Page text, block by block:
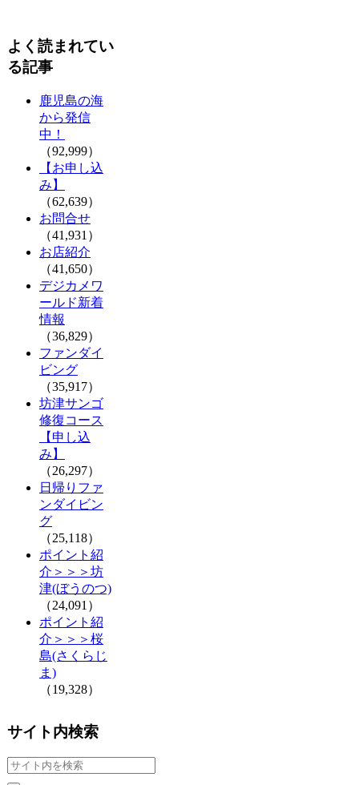
よく読まれてい
る記事
鹿児島の海
から発信
中！
（92,999）
【お申し込
み】
（62,639）
お問合せ
（41,931）
お店紹介
（41,650）
デジカメワ
ールド新着
情報
（36,829）
ファンダイ
ビング
（35,917）
坊津サンゴ
修復コース
【申し込
み】
（26,297）
日帰りファ
ンダイビン
グ
（25,118）
ポイント紹
介＞＞＞坊
津(ぼうのつ)
（24,091）
ポイント紹
介＞＞＞桜
島(さくらじ
ま)
（19,328）
サイト内検索